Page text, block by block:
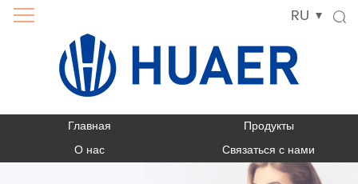
RU
Главная
Продукты
О нас
Связаться с нами